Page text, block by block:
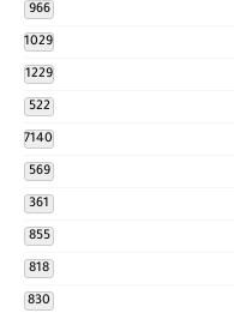
966
1029
1229
522
7140
569
361
855
818
830